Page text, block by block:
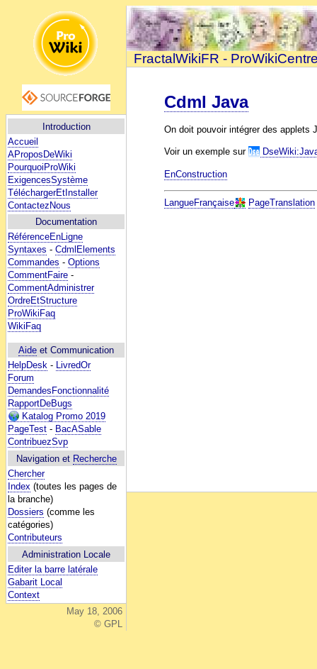
Introduction
Accueil
AProposDeWiki
PourquoiProWiki
ExigencesSystème
TéléchargerEtInstaller
ContactezNous
Documentation
RéférenceEnLigne
Syntaxes - CdmlElements
Commandes - Options
CommentFaire -
CommentAdministrer
OrdreEtStructure
ProWikiFaq
WikiFaq
Aide et Communication
HelpDesk - LivredOr
Forum
DemandesFonctionnalité
RapportDeBugs
Katalog Promo 2019
PageTest - BacASable
ContribuezSvp
Navigation et Recherche
Chercher
Index (toutes les pages de
la branche)
Dossiers (comme les
catégories)
Contributeurs
Administration Locale
Editer la barre latérale
Gabarit Local
Context
May 18, 2006
© GPL
FractalWikiFR -
Cdml Java
On doit pouvoir intégrer des applets
Voir un exemple sur
EnConstruction
LangueFrançaise PageTranslation